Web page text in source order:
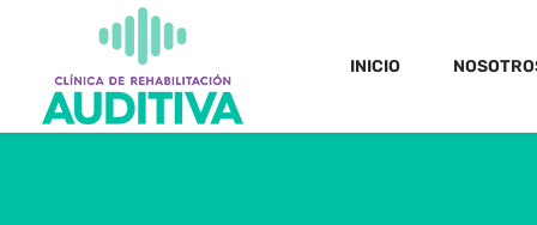
INICIO